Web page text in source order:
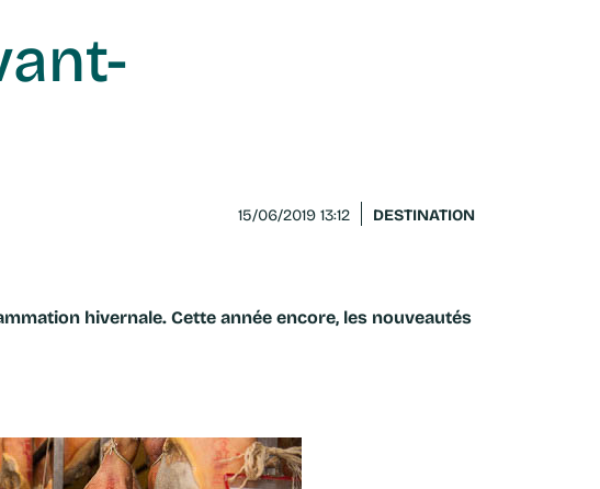
15/06/2019 13:12 DESTINATION
hivernale. Cette année encore, les nouveautés